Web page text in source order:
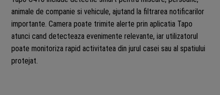
animale de companie si vehicule, ajutand la filtrarea notificarilor
importante. Camera poate trimite alerte prin aplicatia Tapo
atunci cand detecteaza evenimente relevante, iar utilizatorul
poate monitoriza rapid activitatea din jurul casei sau al spatiului
protejat.